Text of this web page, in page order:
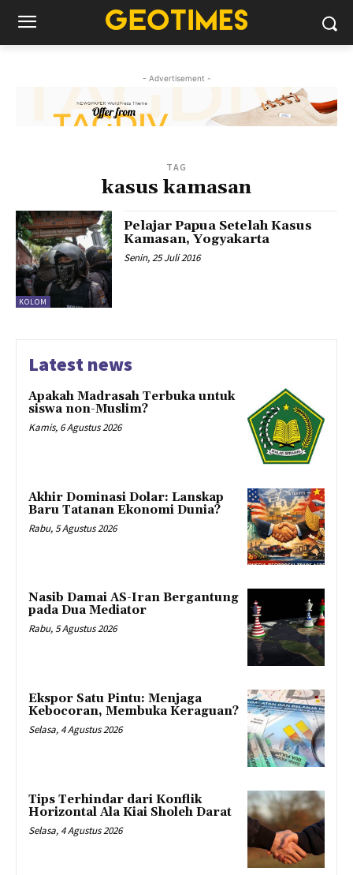
- Advertisement -
TAG
kasus kamasan
KOLOM
Pelajar Papua Setelah Kasus
Kamasan, Yogyakarta
Senin, 25 Juli 2016
Latest news
Apakah Madrasah Terbuka untuk
siswa non-Muslim?
Kamis, 6 Agustus 2026
Akhir Dominasi Dolar: Lanskap
Baru Tatanan Ekonomi Dunia?
Rabu, 5 Agustus 2026
Nasib Damai AS-Iran Bergantung
pada Dua Mediator
Rabu, 5 Agustus 2026
Ekspor Satu Pintu: Menjaga
Kebocoran, Membuka Keraguan?
Selasa, 4 Agustus 2026
Tips Terhindar dari Konflik
Horizontal Ala Kiai Sholeh Darat
Selasa, 4 Agustus 2026